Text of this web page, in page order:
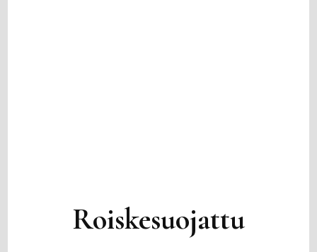
Roiskesuojattu